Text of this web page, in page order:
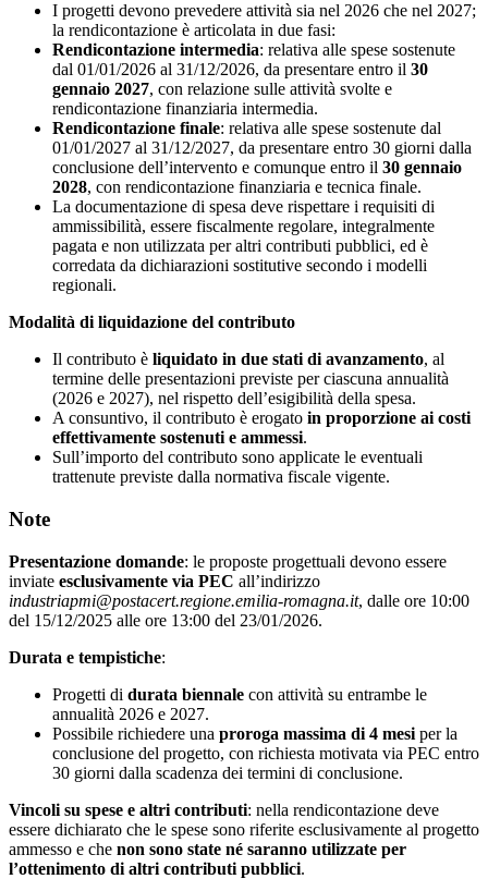
I progetti devono prevedere attività sia nel 2026 che nel 2027;
la rendicontazione è articolata in due fasi:
Rendicontazione intermedia: relativa alle spese sostenute
dal 01/01/2026 al 31/12/2026, da presentare entro il 30
gennaio 2027, con relazione sulle attività svolte e
rendicontazione finanziaria intermedia.
Rendicontazione finale: relativa alle spese sostenute dal
01/01/2027 al 31/12/2027, da presentare entro 30 giorni dalla
conclusione dell’intervento e comunque entro il 30 gennaio
2028, con rendicontazione finanziaria e tecnica finale.
La documentazione di spesa deve rispettare i requisiti di
ammissibilità, essere fiscalmente regolare, integralmente
pagata e non utilizzata per altri contributi pubblici, ed è
corredata da dichiarazioni sostitutive secondo i modelli
regionali.
Modalità di liquidazione del contributo
Il contributo è liquidato in due stati di avanzamento, al
termine delle presentazioni previste per ciascuna annualità
(2026 e 2027), nel rispetto dell’esigibilità della spesa.
A consuntivo, il contributo è erogato in proporzione ai costi
effettivamente sostenuti e ammessi.
Sull’importo del contributo sono applicate le eventuali
trattenute previste dalla normativa fiscale vigente.
Note
Presentazione domande: le proposte progettuali devono essere
inviate esclusivamente via PEC all’indirizzo
industriapmi@postacert.regione.emilia-romagna.it, dalle ore 10:00
del 15/12/2025 alle ore 13:00 del 23/01/2026.
Durata e tempistiche:
Progetti di durata biennale con attività su entrambe le
annualità 2026 e 2027.
Possibile richiedere una proroga massima di 4 mesi per la
conclusione del progetto, con richiesta motivata via PEC entro
30 giorni dalla scadenza dei termini di conclusione.
Vincoli su spese e altri contributi: nella rendicontazione deve
essere dichiarato che le spese sono riferite esclusivamente al progetto
ammesso e che non sono state né saranno utilizzate per
l’ottenimento di altri contributi pubblici.